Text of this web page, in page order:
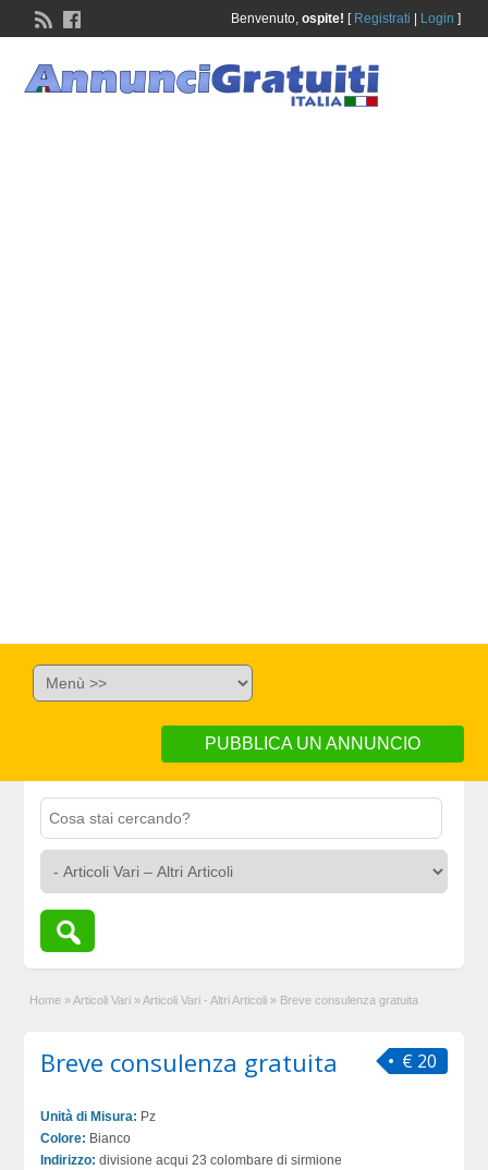
Benvenuto, ospite! [ Registrati Login ]
PUBBLICA UN ANNUNCIO
Home » Articoli Vari » Articoli Vari - Altri Articoli » Breve consulenza gratuita
€ 20
Breve consulenza gratuita
Unità di Misura: Pz
Colore: Bianco
Indirizzo: divisione acqui 23 colombare di sirmione